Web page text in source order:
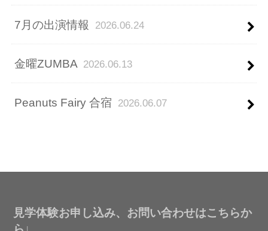
7月の出演情報 2026.06.24
金曜ZUMBA 2026.06.13
Peanuts Fairy 合宿 2026.06.07
見学体験お申し込み、お問い合わせはこちらか